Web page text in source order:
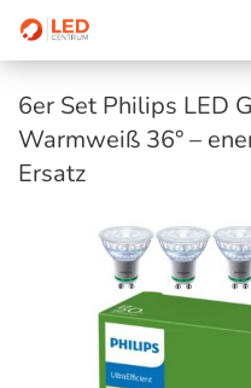
6er Set Philips LED
Warmweiß 36° –
Ersatz